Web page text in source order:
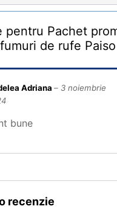
pentru Pachet
de rufe Paiso
Adriana – 3 noiembrie
bune
recenzie